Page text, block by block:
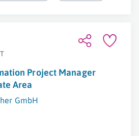
Project Manager
Area
GmbH